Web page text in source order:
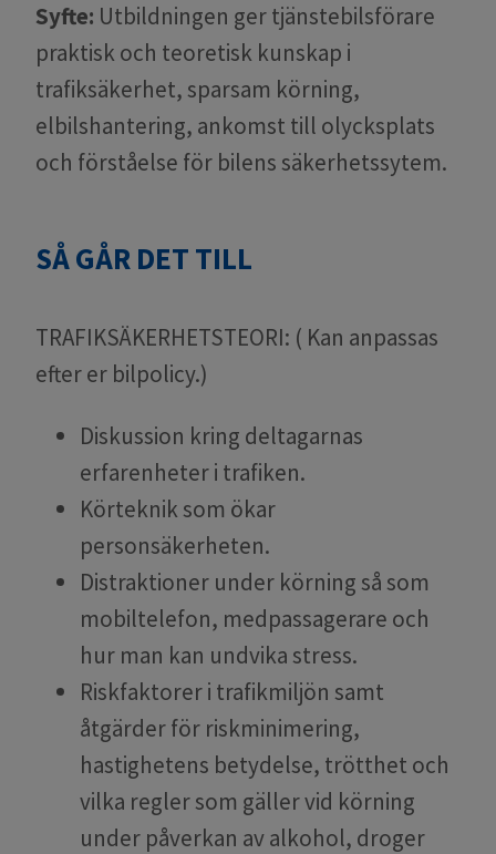
Syfte: Utbildningen ger tjänstebilsförare
praktisk och teoretisk kunskap i
trafiksäkerhet, sparsam körning,
elbilshantering, ankomst till olycksplats
och förståelse för bilens säkerhetssytem.
SÅ GÅR DET TILL
TRAFIKSÄKERHETSTEORI: ( Kan anpassas
efter er bilpolicy.)
Diskussion kring deltagarnas
erfarenheter i trafiken.
Körteknik som ökar
personsäkerheten.
Distraktioner under körning så som
mobiltelefon, medpassagerare och
hur man kan undvika stress.
Riskfaktorer i trafikmiljön samt
åtgärder för riskminimering,
hastighetens betydelse, trötthet och
vilka regler som gäller vid körning
under påverkan av alkohol, droger